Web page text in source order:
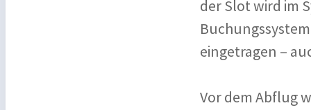
der Slot wird im
eingetragen –
Vor dem Abflug